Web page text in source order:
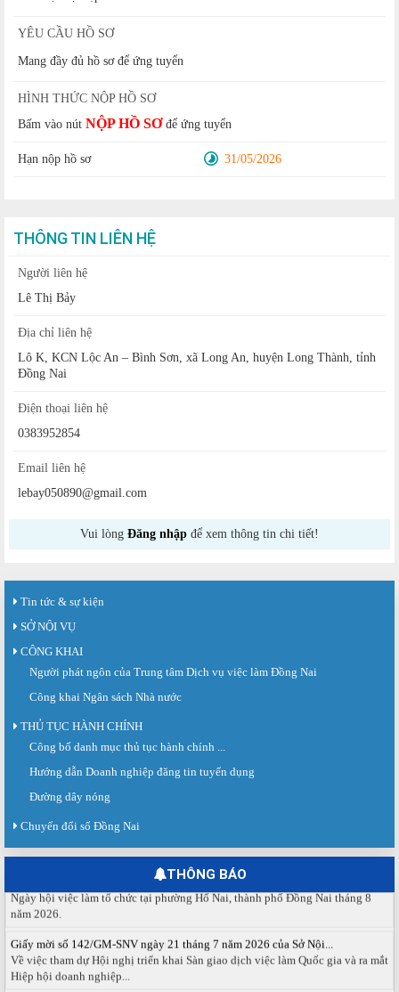
YÊU CẦU HỒ SƠ
Mang đầy đủ hồ sơ để ứng tuyển
HÌNH THỨC NỘP HỒ SƠ
Bấm vào nút NỘP HỒ SƠđể ứng tuyển
Hạn nộp hồ sơ 31/05/2026
THÔNG TIN LIÊN HỆ
Người liên hệ
Lê Thị Bảy
Địa chỉ liên hệ
Lô K, KCN Lộc An – Bình Sơn, xã Long An, huyện Long Thành, tỉnh
Đồng Nai
Điện thoại liên hệ
0383952854
Email liên hệ
lebay050890@gmail.com
Vui lòng Đăng nhập để xem thông tin chi tiết!
Tin tức & sự kiện
SỞ NỘI VỤ
CÔNG KHAI
Người phát ngôn của Trung tâm Dịch vụ việc làm Đồng Nai
Công khai Ngân sách Nhà nước
THỦ TỤC HÀNH CHÍNH
Công bố danh mục thủ tục hành chính ...
Hướng dẫn Doanh nghiệp đăng tin tuyển dụng
Đường dây nóng
Chuyển đổi số Đồng Nai
THÔNG BÁO
Sàn giao dịch việc làm lần thứ 08 năm 2026: Hơn 4.300 cơ hội...
dịch việc làm lần thứ 08...
Báo cáo kết quả tổ chức Sàn giao dịch việc làm lần thứ 08/2026 ngày 03
Ngày hội việc làm phường Hố Nai tháng 8 năm 2026
năm 2026.
Về việc tham dự Hội nghị triển khai Sàn giao dịch việc làm Quốc gia và ra mắt
Hiệp hội doanh nghiệp...